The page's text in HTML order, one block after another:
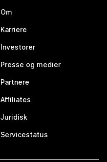
Om
Karriere
Investorer
Presse og medier
Partnere
Affiliates
Juridisk
Servicestatus